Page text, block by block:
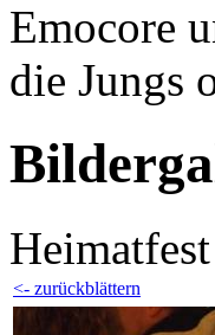
Emocore
die Jungs
Heimatfest
<- zurückblättern